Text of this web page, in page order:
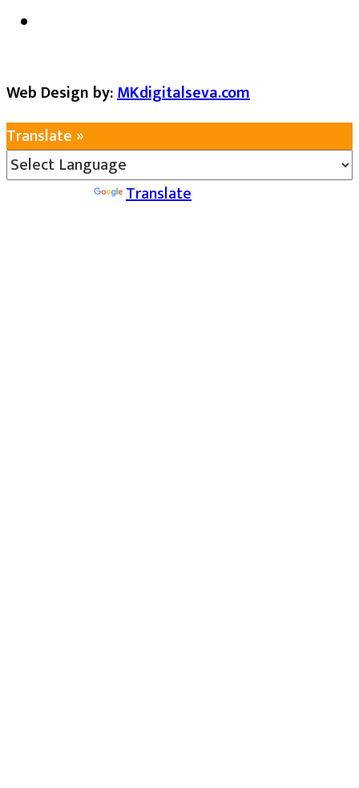
Web Design by:MKdigitalseva.com
Translate »
Translate